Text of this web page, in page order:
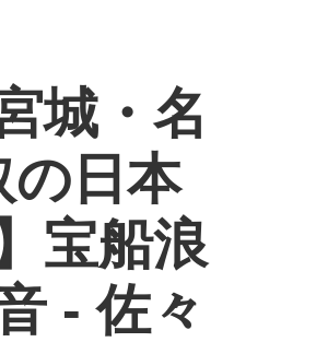
城・名
の日本
宝船浪
- 佐々